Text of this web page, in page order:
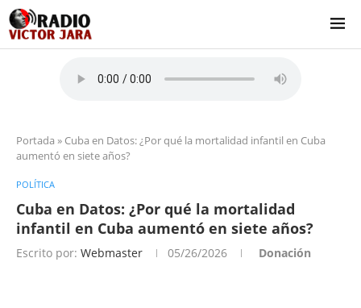
Portada » Cuba en Datos: ¿Por qué la mortalidad infantil en Cuba
aumentó en siete años?
POLÍTICA
Cuba en Datos: ¿Por qué la mortalidad
infantil en Cuba aumentó en siete años?
Escrito por: Webmaster 05/26/2026 Donación